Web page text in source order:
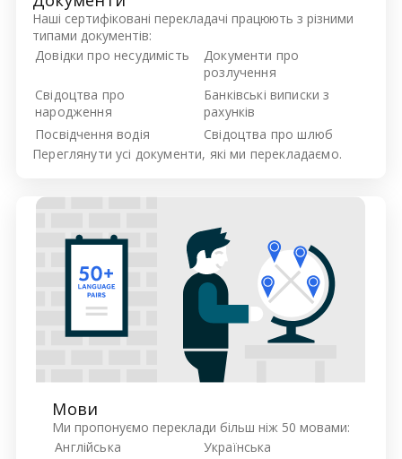
Наші сертифіковані перекладачі працюють з різними
типами документів:
Довідки про несудимість
Документи про
розлучення
Свідоцтва про
народження
Банківські виписки з
рахунків
Посвідчення водія
Свідоцтва про шлюб
Переглянути усі документи, які ми перекладаємо.
Мови
Ми пропонуємо переклади більш ніж 50 мовами:
Англійська
Українська